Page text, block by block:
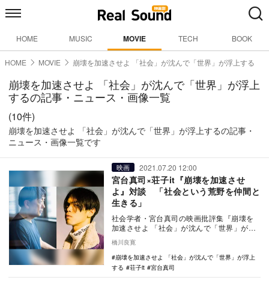
HOME MUSIC MOVIE TECH BOOK
HOME MOVIE 崩壊を加速させよ 「社会」が沈んで「世界」が浮上する
崩壊を加速させよ 「社会」が沈んで「世界」が浮上
するの記事・ニュース・画像一覧
(10件)
崩壊を加速させよ 「社会」が沈んで「世界」が浮上するの記事・
ニュース・画像一覧です
映画 2021.07.20 12:00
宮台真司×荘子it『崩壊を加速させ
よ』対談 「社会という荒野を仲間と
生きる」
社会学者・宮台真司の映画批評集『崩壊を
加速させよ 「社会」が沈んで「世界」が浮
上する』の刊行を記念して5月29日に行われ
た、宮台…
橋川良寛
崩壊を加速させよ 「社会」が沈んで「世界」が浮上
する
荘子it 宮台真司